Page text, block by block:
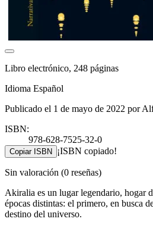
Libro electrónico, 248 páginas
Idioma Español
Publicado el 1 de mayo de 2022 por
ISBN:
978-628-7525-32-0
Copiar ISBN ¡ISBN copiado!
Sin valoración (0 reseñas)
Akiralia es un lugar legendario, hogar
épocas distintas: el primero, en busca
destino del universo.